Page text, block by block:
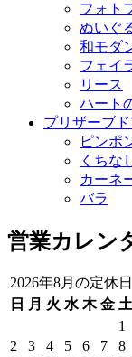
フォト
ぬいぐ
和モダ
フェイ
リース
ハート
プリザーブ
ピンポ
くちな
カーネ
バラ
営業カレン
2026年8月の定休日
日
月 火 水 木 金 土
1
2
3 4 5 6 7
8